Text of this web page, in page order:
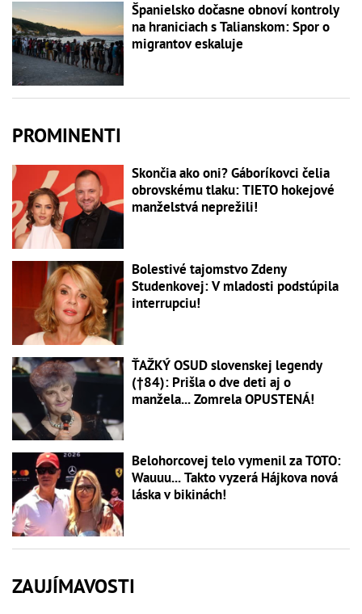
Španielsko dočasne obnoví kontroly
na hraniciach s Talianskom: Spor o
migrantov eskaluje
PROMINENTI
Skončia ako oni? Gáboríkovci čelia
obrovskému tlaku: TIETO hokejové
manželstvá neprežili!
Bolestivé tajomstvo Zdeny
Studenkovej: V mladosti podstúpila
interrupciu!
ŤAŽKÝ OSUD slovenskej legendy
(†84): Prišla o dve deti aj o
manžela... Zomrela OPUSTENÁ!
Belohorcovej telo vymenil za TOTO:
Wauuu... Takto vyzerá Hájkova nová
láska v bikinách!
ZAUJÍMAVOSTI